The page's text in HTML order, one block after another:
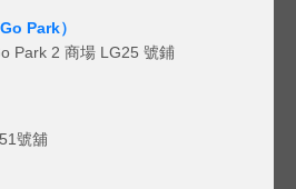
Park）
Park 2 商場 LG25 號鋪
號舖